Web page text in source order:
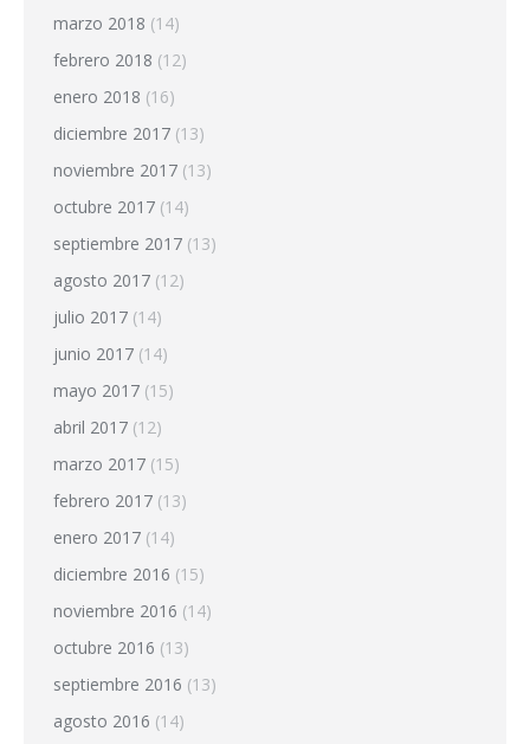
marzo 2018 (14)
febrero 2018 (12)
enero 2018 (16)
diciembre 2017 (13)
noviembre 2017 (13)
octubre 2017 (14)
septiembre 2017 (13)
agosto 2017 (12)
julio 2017 (14)
junio 2017 (14)
mayo 2017 (15)
abril 2017 (12)
marzo 2017 (15)
febrero 2017 (13)
enero 2017 (14)
diciembre 2016 (15)
noviembre 2016 (14)
octubre 2016 (13)
septiembre 2016 (13)
agosto 2016 (14)